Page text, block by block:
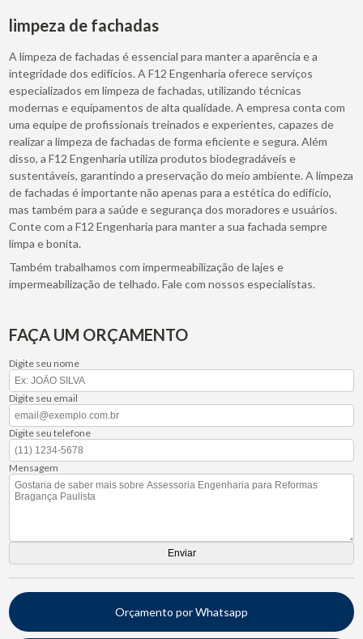
limpeza de fachadas
A limpeza de fachadas é essencial para manter a aparência e a
integridade dos edifícios. A F12 Engenharia oferece serviços
especializados em limpeza de fachadas, utilizando técnicas
modernas e equipamentos de alta qualidade. A empresa conta com
uma equipe de profissionais treinados e experientes, capazes de
realizar a limpeza de fachadas de forma eficiente e segura. Além
disso, a F12 Engenharia utiliza produtos biodegradáveis e
sustentáveis, garantindo a preservação do meio ambiente. A limpeza
de fachadas é importante não apenas para a estética do edifício,
mas também para a saúde e segurança dos moradores e usuários.
Conte com a F12 Engenharia para manter a sua fachada sempre
limpa e bonita.
Também trabalhamos com impermeabilização de lajes e
impermeabilização de telhado. Fale com nossos especialistas.
FAÇA UM ORÇAMENTO
Digite seu nome
Digite seu email
Digite seu telefone
Mensagem
Orçamento por Whatsapp